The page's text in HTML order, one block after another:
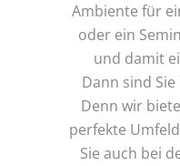
Ambiente für
oder ein
und damit
Dann sind
Denn wir
perfekte
Sie auch bei